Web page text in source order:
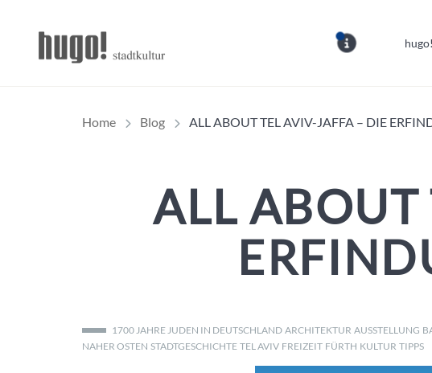
hugo!
Home Blog ALL ABOUT TEL AVIV-JAFFA – DIE
ALL ABOUT
1700 JAHRE JUDEN IN DEUTSCHLAND ARCHITEKTUR AUSSTELLUNG
NAHER OSTEN STADTGESCHICHTE TEL AVIV FREIZEIT FÜRTH KULTUR TIPPS